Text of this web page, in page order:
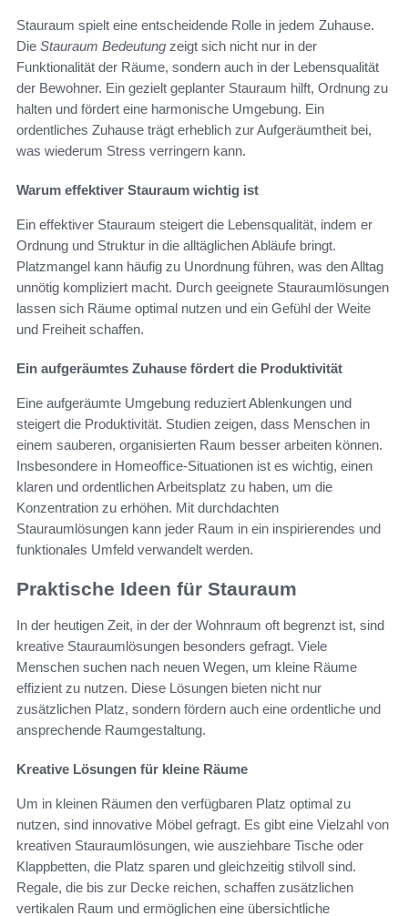
Stauraum spielt eine entscheidende Rolle in jedem Zuhause.
Die Stauraum Bedeutung zeigt sich nicht nur in der
Funktionalität der Räume, sondern auch in der Lebensqualität
der Bewohner. Ein gezielt geplanter Stauraum hilft, Ordnung zu
halten und fördert eine harmonische Umgebung. Ein
ordentliches Zuhause trägt erheblich zur Aufgeräumtheit bei,
was wiederum Stress verringern kann.
Warum effektiver Stauraum wichtig ist
Ein effektiver Stauraum steigert die Lebensqualität, indem er
Ordnung und Struktur in die alltäglichen Abläufe bringt.
Platzmangel kann häufig zu Unordnung führen, was den Alltag
unnötig kompliziert macht. Durch geeignete Stauraumlösungen
lassen sich Räume optimal nutzen und ein Gefühl der Weite
und Freiheit schaffen.
Ein aufgeräumtes Zuhause fördert die Produktivität
Eine aufgeräumte Umgebung reduziert Ablenkungen und
steigert die Produktivität. Studien zeigen, dass Menschen in
einem sauberen, organisierten Raum besser arbeiten können.
Insbesondere in Homeoffice-Situationen ist es wichtig, einen
klaren und ordentlichen Arbeitsplatz zu haben, um die
Konzentration zu erhöhen. Mit durchdachten
Stauraumlösungen kann jeder Raum in ein inspirierendes und
funktionales Umfeld verwandelt werden.
Praktische Ideen für Stauraum
In der heutigen Zeit, in der der Wohnraum oft begrenzt ist, sind
kreative Stauraumlösungen besonders gefragt. Viele
Menschen suchen nach neuen Wegen, um kleine Räume
effizient zu nutzen. Diese Lösungen bieten nicht nur
zusätzlichen Platz, sondern fördern auch eine ordentliche und
ansprechende Raumgestaltung.
Kreative Lösungen für kleine Räume
Um in kleinen Räumen den verfügbaren Platz optimal zu
nutzen, sind innovative Möbel gefragt. Es gibt eine Vielzahl von
kreativen Stauraumlösungen, wie ausziehbare Tische oder
Klappbetten, die Platz sparen und gleichzeitig stilvoll sind.
Regale, die bis zur Decke reichen, schaffen zusätzlichen
vertikalen Raum und ermöglichen eine übersichtliche